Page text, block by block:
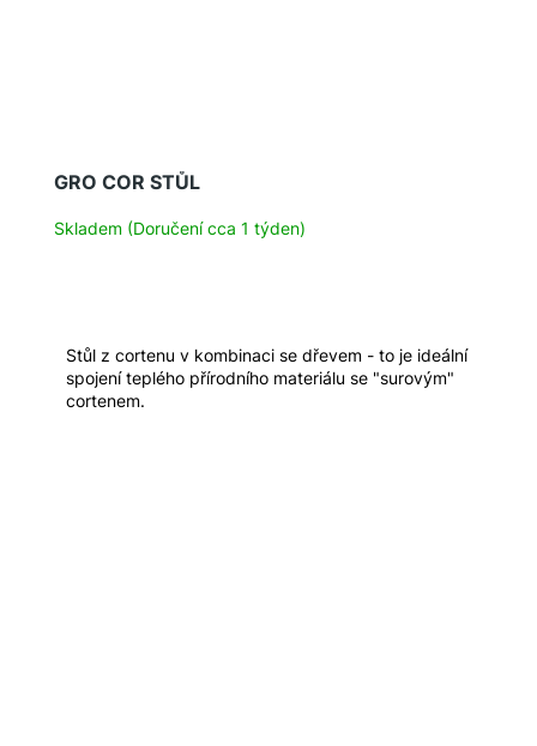
GRO COR STŮL
Skladem (Doručení cca 1 týden)
Stůl z cortenu v kombinaci se dřevem - to je ideální
spojení teplého přírodního materiálu se "surovým"
cortenem.